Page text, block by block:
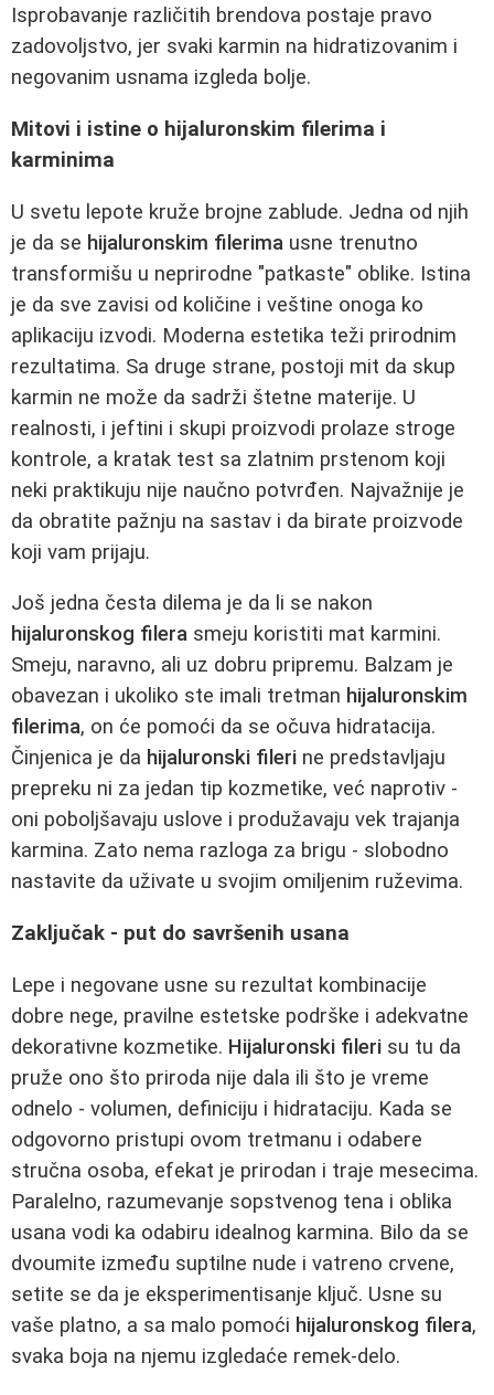
Isprobavanje različitih brendova postaje pravo
zadovoljstvo, jer svaki karmin na hidratizovanim i
negovanim usnama izgleda bolje.
Mitovi i istine o hijaluronskim filerima i
karminima
U svetu lepote kruže brojne zablude. Jedna od njih
je da se hijaluronskim filerima usne trenutno
transformišu u neprirodne "patkaste" oblike. Istina
je da sve zavisi od količine i veštine onoga ko
aplikaciju izvodi. Moderna estetika teži prirodnim
rezultatima. Sa druge strane, postoji mit da skup
karmin ne može da sadrži štetne materije. U
realnosti, i jeftini i skupi proizvodi prolaze stroge
kontrole, a kratak test sa zlatnim prstenom koji
neki praktikuju nije naučno potvrđen. Najvažnije je
da obratite pažnju na sastav i da birate proizvode
koji vam prijaju.
Još jedna česta dilema je da li se nakon
hijaluronskog filera smeju koristiti mat karmini.
Smeju, naravno, ali uz dobru pripremu. Balzam je
obavezan i ukoliko ste imali tretman hijaluronskim
filerima, on će pomoći da se očuva hidratacija.
Činjenica je da hijaluronski fileri ne predstavljaju
prepreku ni za jedan tip kozmetike, već naprotiv -
oni poboljšavaju uslove i produžavaju vek trajanja
karmina. Zato nema razloga za brigu - slobodno
nastavite da uživate u svojim omiljenim ruževima.
Zaključak - put do savršenih usana
Lepe i negovane usne su rezultat kombinacije
dobre nege, pravilne estetske podrške i adekvatne
dekorativne kozmetike. Hijaluronski fileri su tu da
pruže ono što priroda nije dala ili što je vreme
odnelo - volumen, definiciju i hidrataciju. Kada se
odgovorno pristupi ovom tretmanu i odabere
stručna osoba, efekat je prirodan i traje mesecima.
Paralelno, razumevanje sopstvenog tena i oblika
usana vodi ka odabiru idealnog karmina. Bilo da se
dvoumite između suptilne nude i vatreno crvene,
setite se da je eksperimentisanje ključ. Usne su
vaše platno, a sa malo pomoći hijaluronskog filera,
svaka boja na njemu izgledaće remek-delo.